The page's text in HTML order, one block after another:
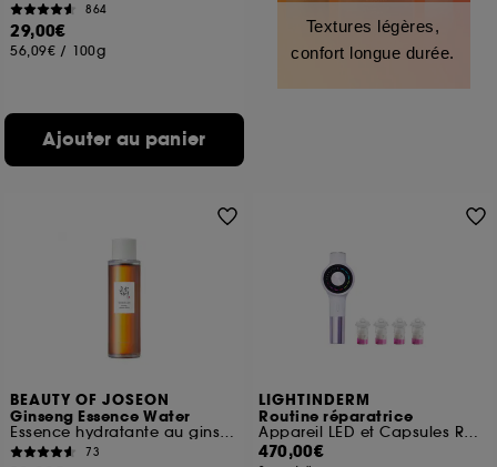
864
29,00€
56,09€ / 100g
Ajouter au panier
Textures légères,
confort longue durée.
BEAUTY OF JOSEON
Ginseng Essence Water
Essence hydratante au ginseng énergisant
73
LIGHTINDERM
Routine réparatrice
Appareil LED et Capsules Repair
470,00€